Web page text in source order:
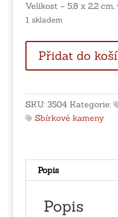
Velikost – 5,8 x 2,2 cm,
1 skladem
Botswana
Přidat do
SKU: 3504 Kategorie:
Sbírkové kameny
Popis
Popis